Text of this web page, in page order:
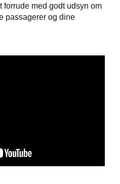
forrude med godt udsyn om
passagerer og dine